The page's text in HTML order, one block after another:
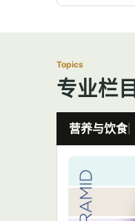
Topics
专业栏目
营养与饮食